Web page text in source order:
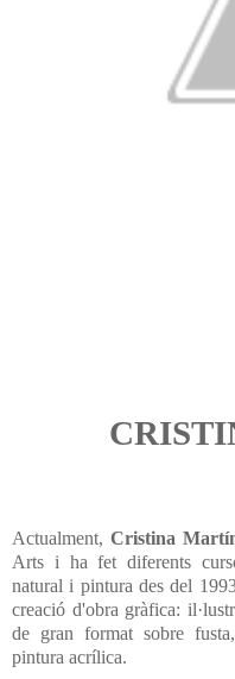
Actualment, Cristina
Arts i ha fet diferents
natural i pintura des del
creació d'obra gràfica:
de gran format sobre
pintura acrílica.